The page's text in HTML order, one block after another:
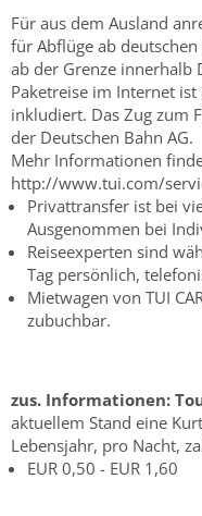
Für aus dem Ausland
für Abflüge ab
ab der Grenze innerhalb
Paketreise im Internet
inkludiert. Das Zug zum
der Deutschen Bahn AG.
Mehr Informationen
http://www.tui.com/
Privattransfer ist bei
Ausgenommen bei
Reiseexperten sind
Tag persönlich,
Mietwagen von TUI
zubuchbar.
zus. Informationen:
aktuellem Stand eine
Lebensjahr, pro Nacht,
EUR 0,50 - EUR 1,60